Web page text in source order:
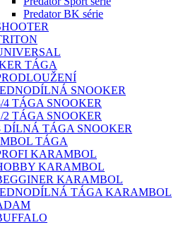
Predator BK série
TÁGA
SNOOKER
4 TÁGA SNOOKER
2 TÁGA SNOOKER
DÍLNÁ TÁGA SNOOKER
TÁGA
KARAMBOL
KARAMBOL
KARAMBOL
TÁGA KARAMBOL